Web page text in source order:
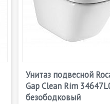
Унитаз подвесной
Gap Clean Rim
безободковый